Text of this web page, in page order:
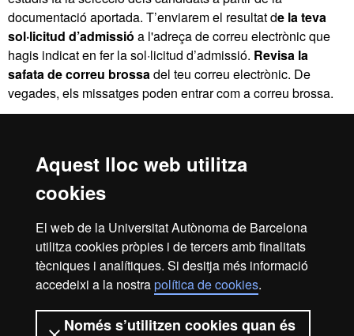
Aquest lloc web utilitza
cookies
El web de la Universitat Autònoma de Barcelona
utilitza cookies pròpies i de tercers amb finalitats
tècniques i analítiques. Si desitja més informació
accedeixi a la nostrapolítica de cookies.
Només s’utilitzen cookies quan és
documentació aportada. T’enviarem el resultat de la teva
sol·licitud d’admissió a l'adreça de correu electrònic que
hagis indicat en fer la sol·licitud d’admissió. Revisa la
safata de correu brossadel teu correu electrònic. De
vegades, els missatges poden entrar com acorreu brossa.
En el cas que siguis admès, t’hi inclouremtotalainformació
de plaça.
Canal intern d'informació Protecció de dades
Sobre el web
Fundació UAB | Universitat Autònoma de Barcelona
La Fundació Universitat Autònoma de Barcelona és una